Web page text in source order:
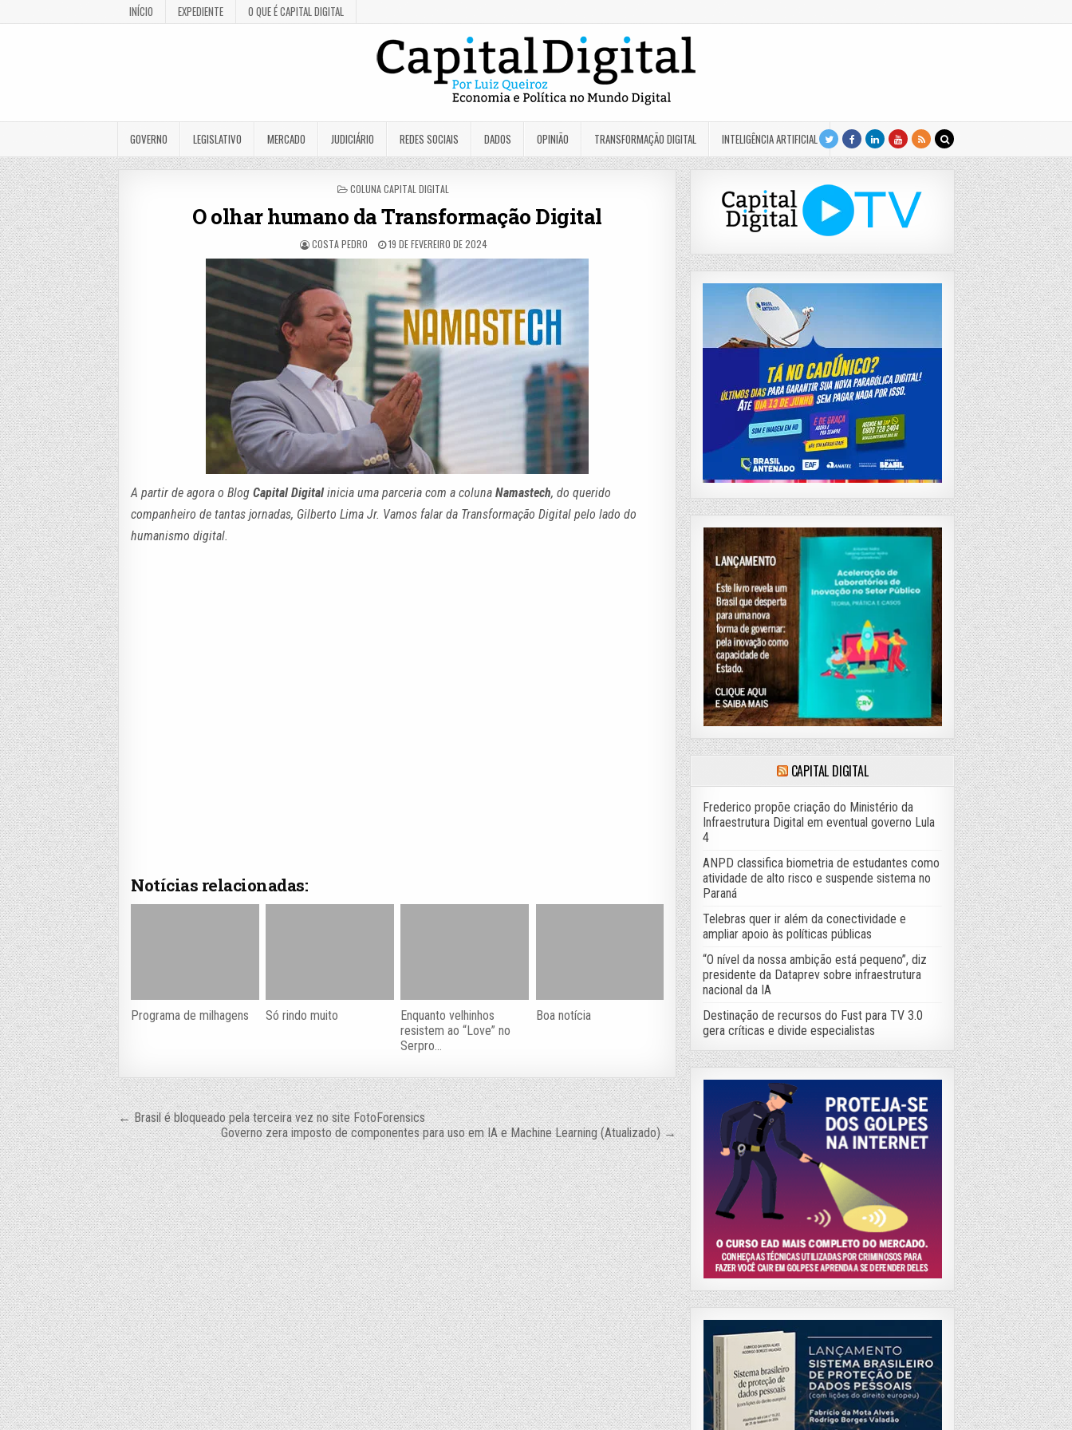
INÍCIO EXPEDIENTE O QUE É CAPITAL DIGITAL
GOVERNO LEGISLATIVO MERCADO JUDICIÁRIO REDES SOCIAIS DADOS OPINIÃO TRANSFORMAÇÃO DIGITAL INTELIGÊNCIA ARTIFICIAL
POSTED
COLUNA CAPITAL DIGITAL
O olhar humano da Transformação Digital
COSTA PEDRO 19 DE FEVEREIRO DE 2024
A partir de agora o BlogCapital Digitalinicia uma parceria com a colunaNamastech, do querido
companheiro de tantas jornadas, Gilberto Lima Jr. Vamos falar da Transformação Digital pelo lado do
humanismo digital.
Notícias relacionadas:
Programa de milhagens Só rindo muito
Enquanto velhinhos
resistem ao “Love” no
Serpro…
Boa notícia
Navegação
de
Post
← Brasil é bloqueado pela terceira vez no site FotoForensics
Governo zera imposto de componentes para uso em IA e Machine Learning (Atualizado) →
CAPITAL DIGITAL
Frederico propõe criação do Ministério da
Infraestrutura Digital em eventual governo Lula
4
ANPD classifica biometria de estudantes como
atividade de alto risco e suspende sistema no
Paraná
Telebras quer ir além da conectividade e
ampliar apoio às políticas públicas
“O nível da nossa ambição está pequeno”, diz
presidente da Dataprev sobre infraestrutura
nacional da IA
Destinação de recursos do Fust para TV 3.0
gera críticas e divide especialistas